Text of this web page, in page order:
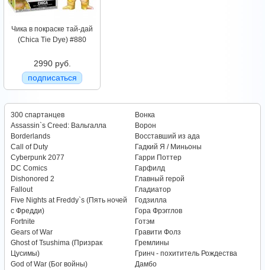
Чика в покраске тай-дай
(Chica Tie Dye) #880
2990 руб.
подписаться
300 спартанцев
Assassin`s Creed: Вальгалла
Borderlands
Call of Duty
Cyberpunk 2077
DC Comics
Dishonored 2
Fallout
Five Nights at Freddy`s (Пять ночей
с Фредди)
Fortnite
Gears of War
Ghost of Tsushima (Призрак
Цусимы)
God of War (Бог войны)
Вонка
Ворон
Восставший из ада
Гадкий Я / Миньоны
Гарри Поттер
Гарфилд
Главный герой
Гладиатор
Годзилла
Гора Фрэгглов
Готэм
Гравити Фолз
Гремлины
Гринч - похититель Рождества
Дамбо